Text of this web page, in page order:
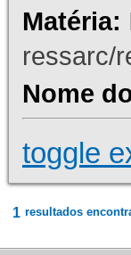
Matéria:
ressarc/
Nome
toggle
1 resultados